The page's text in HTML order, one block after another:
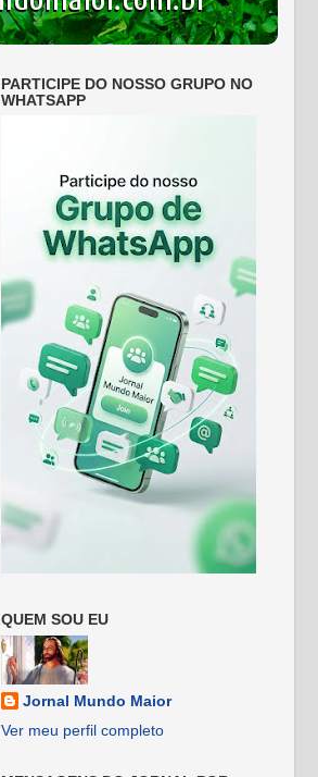
PARTICIPE DO NOSSO GRUPO NO
WHATSAPP
QUEM SOU EU
Jornal Mundo Maior
Ver meu perfil completo